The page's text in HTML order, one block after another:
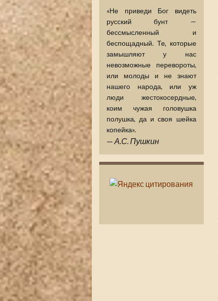
«Не приведи Бог видеть
русский бунт —
бессмысленный и
беспощадный. Те, которые
замышляют у нас
невозможные перевороты,
или молоды и не знают
нашего народа, или уж
люди жестокосердные,
коим чужая головушка
полушка, да и своя шейка
копейка».
— А.С. Пушкин